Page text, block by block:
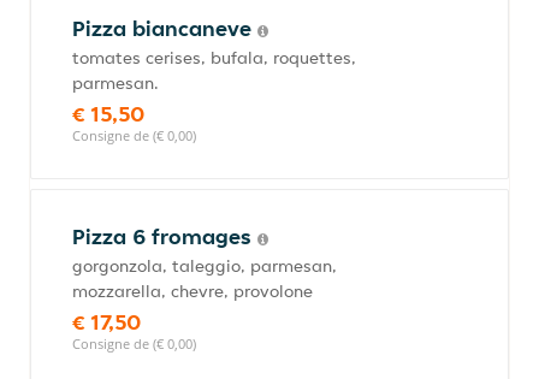
Pizza biancaneve
tomates cerises, bufala, roquettes,
parmesan.
€ 15,50
Consigne de (€ 0,00)
Pizza 6 fromages
gorgonzola, taleggio, parmesan,
mozzarella, chevre, provolone
€ 17,50
Consigne de (€ 0,00)